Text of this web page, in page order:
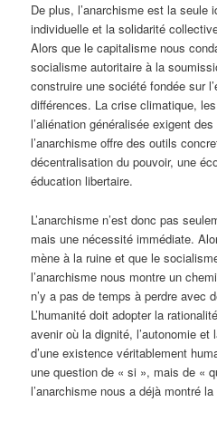
De plus, l’anarchisme est la seule
individuelle et la solidarité
Alors que le capitalisme nous
socialisme autoritaire à la
construire une société fondée sur
différences. La crise climatique,
l’aliénation généralisée exigent
l’anarchisme offre des outils
décentralisation du pouvoir, une
éducation libertaire.
L’anarchisme n’est donc pas
mais une nécessité immédiate.
mène à la ruine et que le
l’anarchisme nous montre un
n’y a pas de temps à perdre avec
L’humanité doit adopter la
avenir où la dignité, l’autonomie
d’une existence véritablement
une question de « si », mais de «
l’anarchisme nous a déjà montré